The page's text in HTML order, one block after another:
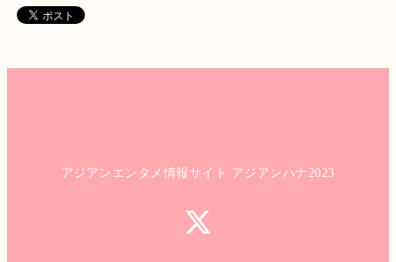
アジアンエンタメ情報サイト アジアンハナ2023